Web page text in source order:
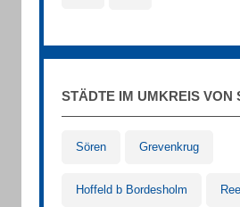
STÄDTE IM UMKREIS VON
Sören Grevenkrug
Hoffeld b Bordesholm